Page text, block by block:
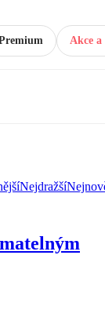
Akce a
Nejdražší